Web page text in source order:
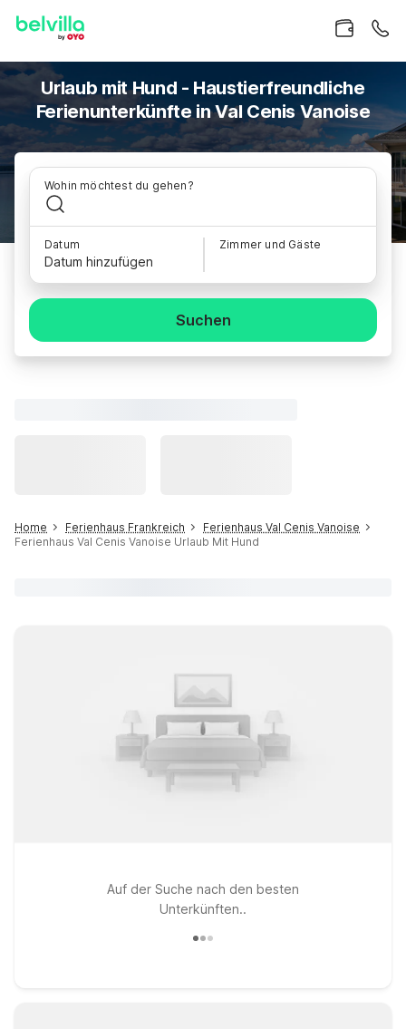
Urlaub mit Hund - Haustierfreundliche
Ferienunterkünfte in Val Cenis Vanoise
Wohin möchtest du gehen?
Datum
Datum hinzufügen
Zimmer und Gäste
Suchen
Home Ferienhaus Frankreich
Ferienhaus Val Cenis Vanoise
Ferienhaus Val Cenis Vanoise Urlaub Mit Hund
Auf der Suche nach den besten
Unterkünften..